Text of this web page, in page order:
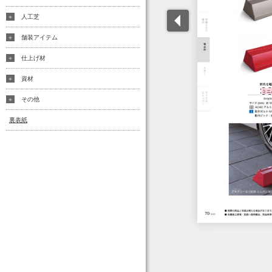
人工芝
舗装アイテム
仕上げ材
資材
その他
裏表紙